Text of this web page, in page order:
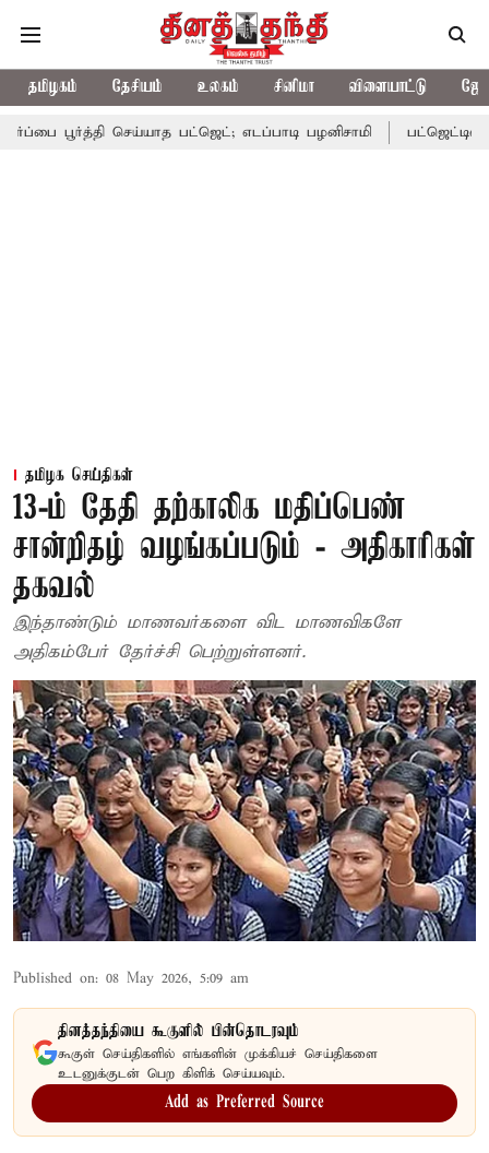
தமிழகம் தேசியம் உலகம் சினிமா விளையாட்டு
செய்யாத பட்ஜெட்; எடப்பாடி பழனிசாமி பட்ஜெட்டில் தவெக
தமிழக செய்திகள்
13-ம் தேதி தற்காலிக மதிப்பெண்
சான்றிதழ் வழங்கப்படும் - அதிகாரிகள்
தகவல்
இந்தாண்டும் மாணவர்களை விட மாணவிகளே
அதிகம்பேர் தேர்ச்சி பெற்றுள்ளனர்.
Published on: 08 May 2026, 5:09 am
தினத்தந்தியை கூகுளில் பின்தொடரவும்
கூகுள் செய்திகளில் எங்களின் முக்கியச் செய்திகளை
உடனுக்குடன் பெற கிளிக் செய்யவும்.
Add as Preferred Source